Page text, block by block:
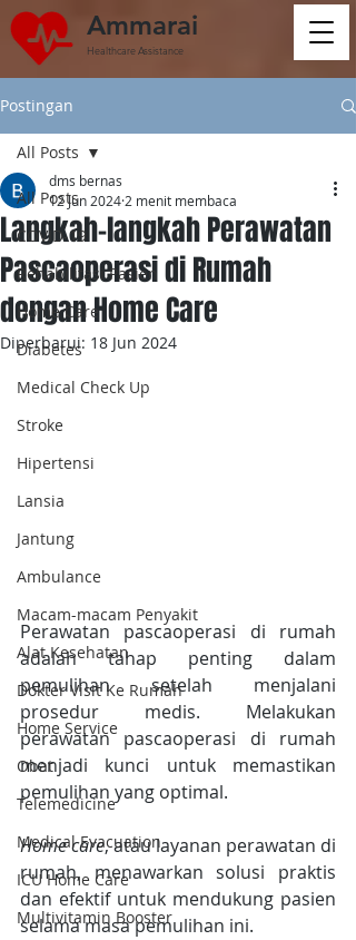
Ammarai
Healthcare Assistance
Postingan
All Posts
COVID-19
Rehabilitasi Pasien
Home Care
Diabetes
Medical Check Up
Stroke
Hipertensi
Lansia
Jantung
Ambulance
Macam-macam Penyakit
Alat Kesehatan
Dokter Visit Ke Rumah
Home Service
Obat
Telemedicine
Medical Evacuation
ICU Home Care
Multivitamin Booster
All Posts
Langkah-langkah Perawatan
Pascaoperasi di Rumah
dengan Home Care
dms bernas
12 Jun 2024 2 menit membaca
Diperbarui: 18 Jun 2024
Perawatan pascaoperasi di rumah
adalah tahap penting dalam
pemulihan setelah menjalani
prosedur medis. Melakukan
perawatan pascaoperasi di rumah
menjadi kunci untuk memastikan
pemulihan yang optimal.
Home care, atau layanan perawatan di
rumah, menawarkan solusi praktis
dan efektif untuk mendukung pasien
selama masa pemulihan ini.